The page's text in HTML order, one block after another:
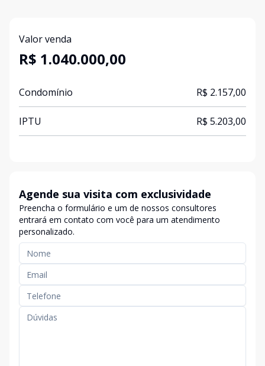
Valor venda
R$ 1.040.000,00
Condomínio R$ 2.157,00
IPTU R$ 5.203,00
Agende sua visita com exclusividade
Preencha o formulário e um de nossos consultores
entrará em contato com você para um atendimento
personalizado.